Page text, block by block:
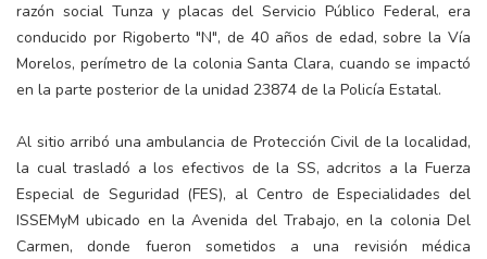
razón social Tunza y placas del Servicio Público Federal, era
conducido por Rigoberto "N", de 40 años de edad, sobre la Vía
Morelos, perímetro de la colonia Santa Clara, cuando se impactó
en la parte posterior de la unidad 23874 de la Policía Estatal.
Al sitio arribó una ambulancia de Protección Civil de la localidad,
la cual trasladó a los efectivos de la SS, adcritos a la Fuerza
Especial de Seguridad (FES), al Centro de Especialidades del
ISSEMyM ubicado en la Avenida del Trabajo, en la colonia Del
Carmen, donde fueron sometidos a una revisión médica